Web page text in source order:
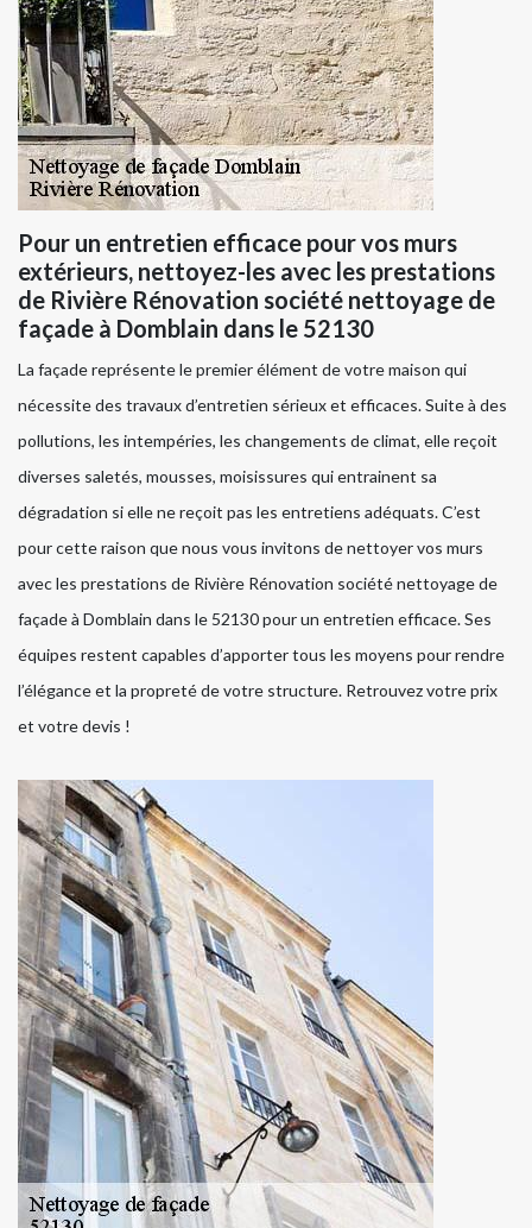
Pour un entretien efficace pour vos murs
extérieurs, nettoyez-les avec les prestations
de Rivière Rénovation société nettoyage de
façade à Domblain dans le 52130
La façade représente le premier élément de votre maison qui
nécessite des travaux d’entretien sérieux et efficaces. Suite à des
pollutions, les intempéries, les changements de climat, elle reçoit
diverses saletés, mousses, moisissures qui entrainent sa
dégradation si elle ne reçoit pas les entretiens adéquats. C’est
pour cette raison que nous vous invitons de nettoyer vos murs
avec les prestations de Rivière Rénovation société nettoyage de
façade à Domblain dans le 52130 pour un entretien efficace. Ses
équipes restent capables d’apporter tous les moyens pour rendre
l’élégance et la propreté de votre structure. Retrouvez votre prix
et votre devis !